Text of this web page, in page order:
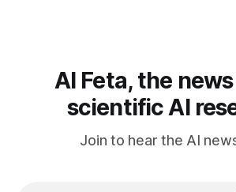
AI Feta, the
scientific AI
Join to hear the AI